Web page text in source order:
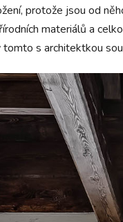
protože jsou od
materiálů a
s architektkou